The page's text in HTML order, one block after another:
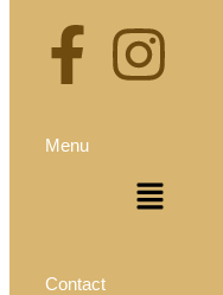
Menu
Contact